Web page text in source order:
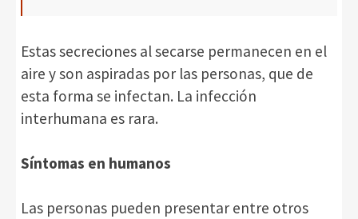
Estas secreciones al secarse permanecen en el
aire y son aspiradas por las personas, que de
esta forma se infectan. La infección
interhumana es rara.
Síntomas en humanos
Las personas pueden presentar entre otros